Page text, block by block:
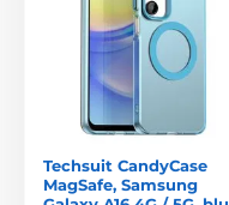
Techsuit CandyCase
MagSafe, Samsung